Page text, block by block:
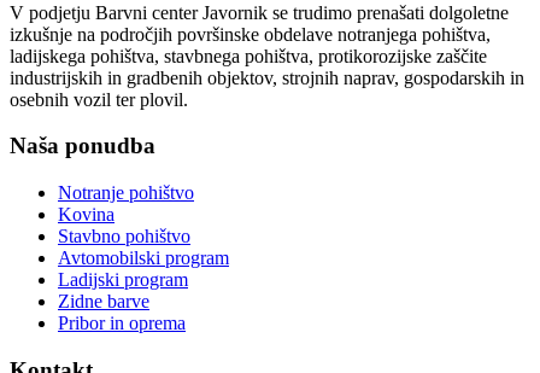
V podjetju Barvni center Javornik se trudimo prenašati dolgoletne
izkušnje na področjih površinske obdelave notranjega pohištva,
ladijskega pohištva, stavbnega pohištva, protikorozijske zaščite
industrijskih in gradbenih objektov, strojnih naprav, gospodarskih in
osebnih vozil ter plovil.
Naša ponudba
Notranje pohištvo
Kovina
Stavbno pohištvo
Avtomobilski program
Ladijski program
Zidne barve
Pribor in oprema